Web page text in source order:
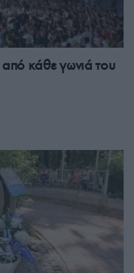
κάθε γωνιά του